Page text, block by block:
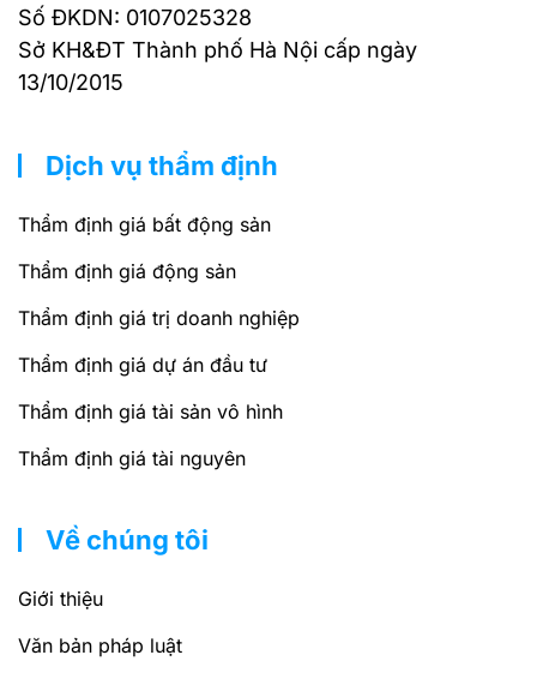
Số ĐKDN: 0107025328
Sở KH&ĐT Thành phố Hà Nội cấp ngày
13/10/2015
Dịch vụ thẩm định
Thẩm định giá bất động sản
Thẩm định giá động sản
Thẩm định giá trị doanh nghiệp
Thẩm định giá dự án đầu tư
Thẩm định giá tài sản vô hình
Thẩm định giá tài nguyên
Về chúng tôi
Giới thiệu
Văn bản pháp luật